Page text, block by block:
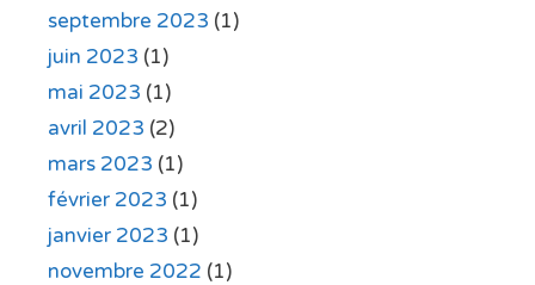
septembre 2023 (1)
juin 2023 (1)
mai 2023 (1)
avril 2023 (2)
mars 2023 (1)
février 2023 (1)
janvier 2023 (1)
novembre 2022 (1)